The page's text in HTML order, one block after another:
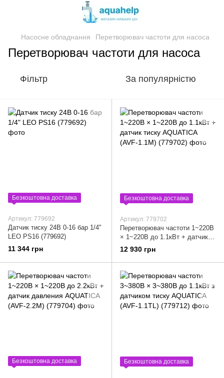
Насосне обладнання Перетворювач частоти для насоса
Перетворювач частоти для насоса
Фільтр За популярністю
Безкоштовна доставка
Артикул: 779692
Датчик тиску 24В 0-16 бар 1/4"
LEO PS16 (779692)
11 344 грн
Безкоштовна доставка
Артикул: 779702
Перетворювач частоти 1~220В
× 1~220В до 1.1кВт + датчик
тиску AQUATICA (AVF-1.1M)
12 930 грн
Безкоштовна доставка Безкоштовна доставка